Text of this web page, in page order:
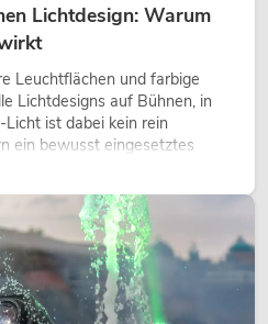
Lichtdesign: Warum
Leuchtflächen und farbige
Lichtdesigns auf Bühnen, in
Licht ist dabei kein rein
ein bewusst eingesetztes
gibt Szenen